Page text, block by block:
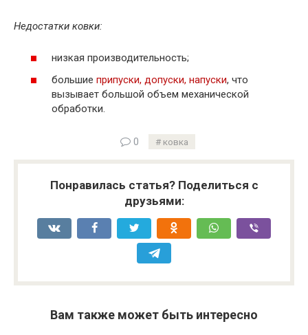
Недостатки ковки:
низкая производительность;
большие припуски, допуски, напуски, что
вызывает большой объем механической
обработки.
0 ковка
Понравилась статья? Поделиться с
друзьями:
Вам также может быть интересно